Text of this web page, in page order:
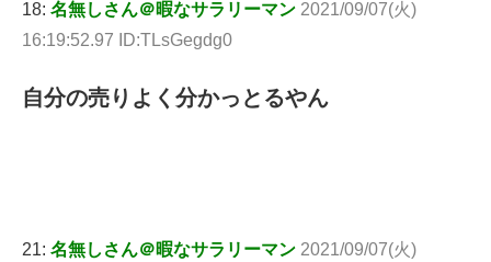
18: 名無しさん＠暇なサラリーマン 2021/09/07(火)
16:19:52.97 ID:TLsGegdg0
自分の売りよく分かっとるやん
21: 名無しさん＠暇なサラリーマン 2021/09/07(火)